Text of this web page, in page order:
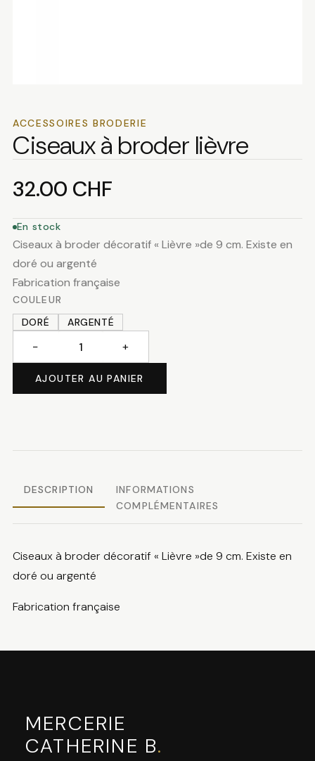
ACCESSOIRES BRODERIE
Ciseaux à broder lièvre
32.00 CHF
En stock
Ciseaux à broder décoratif « Lièvre »de 9 cm. Existe en
doré ou argenté
Fabrication française
COULEUR
DORÉ
ARGENTÉ
Ciseaux
lièvre
− +
AJOUTER AU PANIER
DESCRIPTION
INFORMATIONS
COMPLÉMENTAIRES
Ciseaux à broder décoratif « Lièvre »de 9 cm. Existe en
doré ou argenté
Fabrication française
MERCERIE
CATHERINE B.